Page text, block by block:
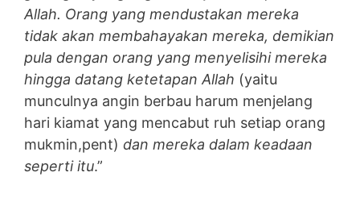
Allah. Orang yang mendustakan mereka
tidak akan membahayakan mereka, demikian
pula dengan orang yang menyelisihi mereka
hingga datang ketetapan Allah (yaitu
munculnya angin berbau harum menjelang
hari kiamat yang mencabut ruh setiap orang
mukmin,pent) dan mereka dalam keadaan
seperti itu.”